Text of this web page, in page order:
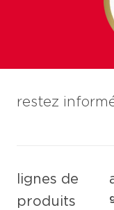
restez
lignes de
produits